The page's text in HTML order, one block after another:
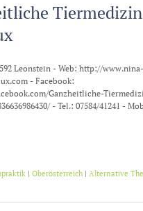
Leonstein - Web: http://
- Facebook:
Ganzheitliche-
- Tel.: 07584/41241 -
|Oberösterreich |Alternative